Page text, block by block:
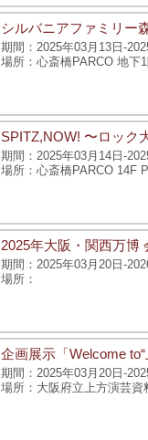
シルバニアファミリー
2025年03月13日-
心斎橋PARCO 地下
SPITZ,NOW! 〜ロック
2025年03月14日-
心斎橋PARCO 14F
2025年大阪・関西万博
2025年03月20日-
企画展示「Welcome
2025年03月20日-
大阪府立上方演芸資